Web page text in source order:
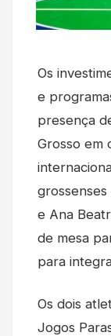
Os
e
presença
Grosso em
e Ana
de mesa
para
Os dois
Jogos